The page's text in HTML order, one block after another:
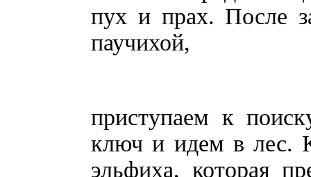
пух и прах. После
паучихой,
приступаем к
ключ и идем в лес.
эльфиха, которая